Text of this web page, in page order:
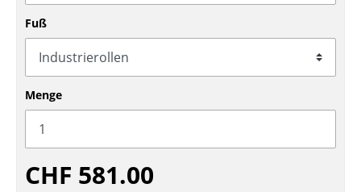
Einzelteile
... alle Sitzmöbel
Tische
Esstische
Beistelltische
Couchtische
Fuß
Menge
CHF 581.00